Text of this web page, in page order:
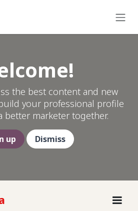
the best content and new
your professional profile
better marketer together.
up Dismiss